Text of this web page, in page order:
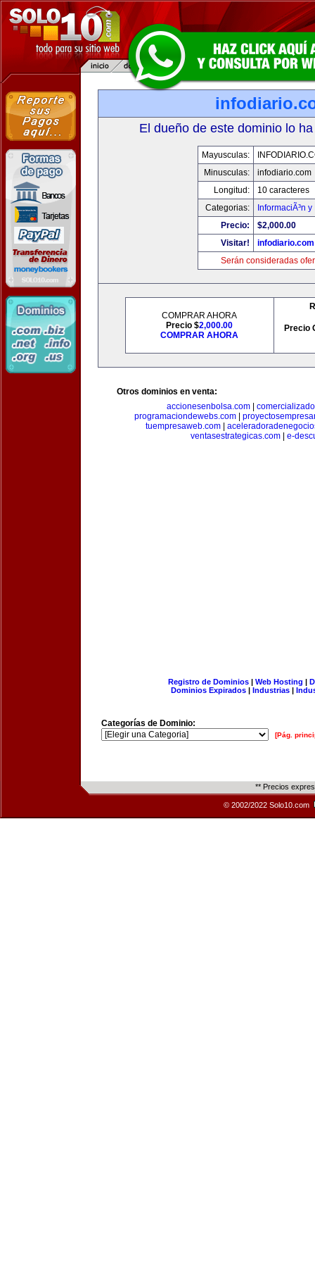
El dueño de este dominio lo
Mayusculas:
Minusculas:
infodiario.com
Longitud:
10 caracteres
Categorias:
InformaciÃ³n
Precio:
$2,000.00
Visitar!
infodiario.com
Serán consideradas
COMPRAR AHORA
Precio $2,000.00
COMPRAR AHORA
Precio
Otros dominios en venta:
accionesenbolsa.com
programaciondewebs.com
tuempresaweb.com
ventasestrategicas.com| e-
Registro de Dominios| Web Hosting |
Dominios Expirados | Industrias |
Categorías de Dominio:
[Pág.
** Precios
© 2002/2022 Solo10.com